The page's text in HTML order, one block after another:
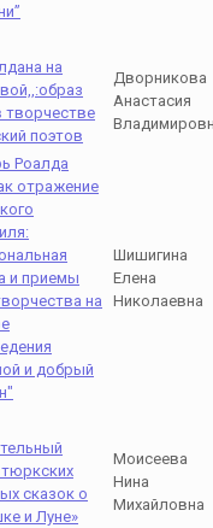
на
творчестве
поэтов
Дворникова
Анастасия
Роалда
отражение
и приемы
на
и добрый
Шишигина
Елена
Николаевна
сказок о
и Луне»
Моисеева
Нина
Михайловна